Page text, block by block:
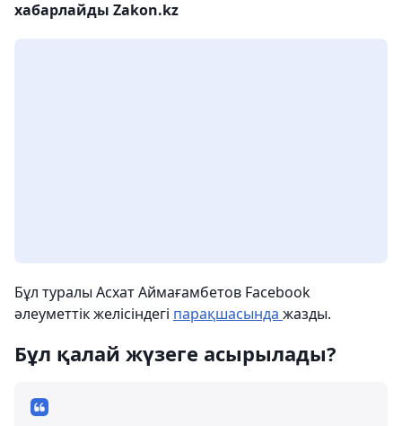
хабарлайды Zakon.kz
Бұл туралы Асхат Аймағамбетов Facebook
әлеуметтік желісіндегі парақшасында жазды.
Бұл қалай жүзеге асырылады?